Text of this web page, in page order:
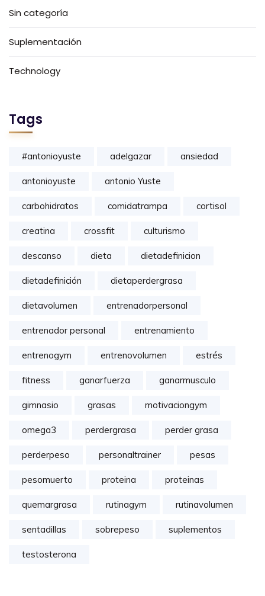
Sin categoría
Suplementación
Technology
Tags
#antonioyuste adelgazar ansiedad
antonioyuste antonio Yuste
carbohidratos comidatrampa cortisol
creatina crossfit culturismo
descanso dieta dietadefinicion
dietadefinición dietaperdergrasa
dietavolumen entrenadorpersonal
entrenador personal entrenamiento
entrenogym entrenovolumen estrés
fitness ganarfuerza ganarmusculo
gimnasio grasas motivaciongym
omega3 perdergrasa perder grasa
perderpeso personaltrainer pesas
pesomuerto proteina proteinas
quemargrasa rutinagym rutinavolumen
sentadillas sobrepeso suplementos
testosterona